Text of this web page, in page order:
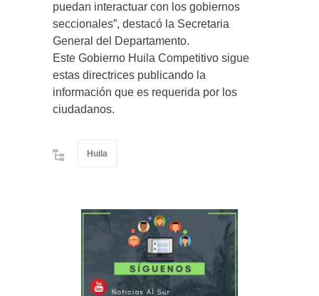
puedan interactuar con los gobiernos
seccionales”, destacó la Secretaria
General del Departamento.
Este Gobierno Huila Competitivo sigue
estas directrices publicando la
información que es requerida por los
ciudadanos.
Huila